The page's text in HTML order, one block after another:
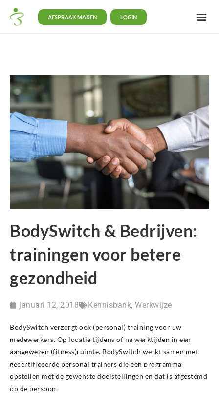
AFSPRAAK MAKEN LOGIN
BodySwitch & Bedrijven:
trainingen voor betere
gezondheid
januari 12, 2018 Kennisbank, Werkwijze
BodySwitch verzorgt ook (personal) training voor uw
medewerkers. Op locatie tijdens of na werktijden in een
aangewezen (fitness)ruimte. BodySwitch werkt samen met
gecertificeerde personal trainers die een programma
opstellen met de gewenste doelstellingen en dat is afgestemd
op de persoon.